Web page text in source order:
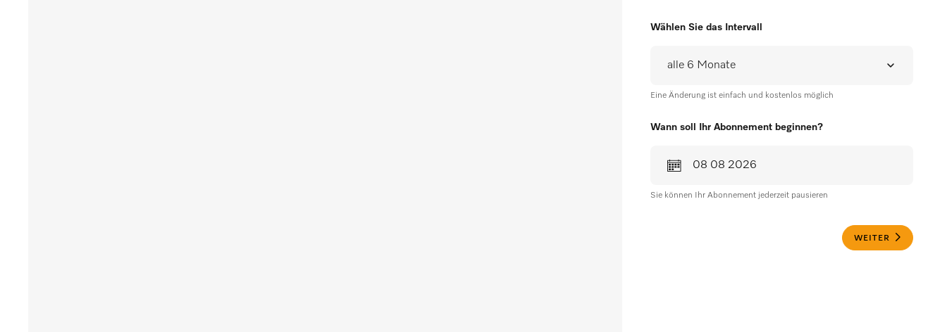
Wählen Sie das Intervall
Eine Änderung ist einfach und kostenlos möglich
Wann soll Ihr Abonnement beginnen?
Sie können Ihr Abonnement jederzeit pausieren
WEITER